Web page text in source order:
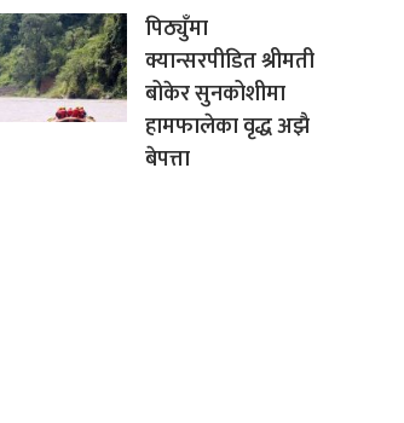
पिठ्युँमा
क्यान्सरपीडित श्रीमती
बोकेर सुनकोशीमा
हामफालेका वृद्ध अझै
बेपत्ता